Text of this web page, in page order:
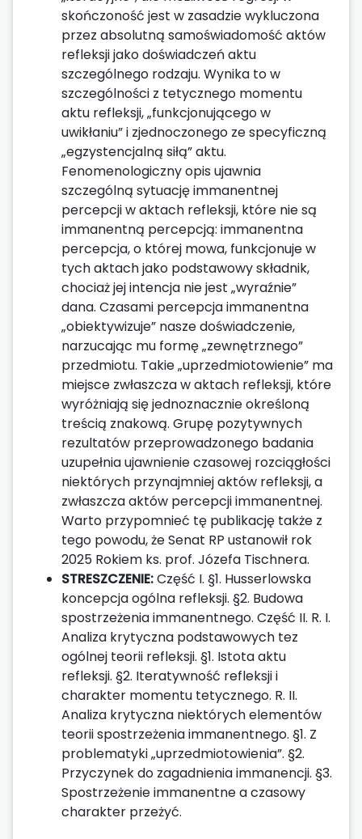
skończoność jest w zasadzie wykluczona
przez absolutną samoświadomość aktów
refleksji jako doświadczeń aktu
szczególnego rodzaju. Wynika to w
szczególności z tetycznego momentu
aktu refleksji, „funkcjonującego w
uwikłaniu” i zjednoczonego ze specyficzną
„egzystencjalną siłą” aktu.
Fenomenologiczny opis ujawnia
szczególną sytuację immanentnej
percepcji w aktach refleksji, które nie są
immanentną percepcją: immanentna
percepcja, o której mowa, funkcjonuje w
tych aktach jako podstawowy składnik,
chociaż jej intencja nie jest „wyraźnie”
dana. Czasami percepcja immanentna
„obiektywizuje” nasze doświadczenie,
narzucając mu formę „zewnętrznego”
przedmiotu. Takie „uprzedmiotowienie” ma
miejsce zwłaszcza w aktach refleksji, które
wyróżniają się jednoznacznie określoną
treścią znakową. Grupę pozytywnych
rezultatów przeprowadzonego badania
uzupełnia ujawnienie czasowej rozciągłości
niektórych przynajmniej aktów refleksji, a
zwłaszcza aktów percepcji immanentnej.
Warto przypomnieć tę publikację także z
tego powodu, że Senat RP ustanowił rok
2025 Rokiem ks. prof. Józefa Tischnera.
STRESZCZENIE:Część I. §1. Husserlowska
koncepcja ogólna refleksji. §2. Budowa
spostrzeżenia immanentnego. Część II. R. I.
Analiza krytyczna podstawowych tez
ogólnej teorii refleksji. §1. Istota aktu
refleksji. §2. Iteratywność refleksji i
charakter momentu tetycznego. R. II.
Analiza krytyczna niektórych elementów
teorii spostrzeżenia immanentnego. §1. Z
problematyki „uprzedmiotowienia”. §2.
Przyczynek do zagadnienia immanencji. §3.
Spostrzeżenie immanentne a czasowy
charakter przeżyć.